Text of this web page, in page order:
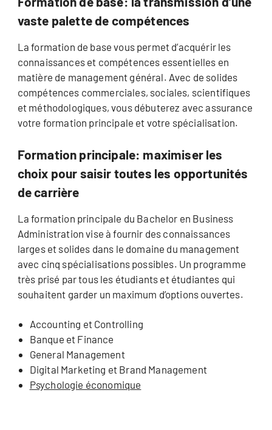
vaste palette de compétences
La formation de base vous permet d’acquérir les
connaissances et compétences essentielles en
matière de management général. Avec de solides
compétences commerciales, sociales, scientifiques
et méthodologiques, vous débuterez avec assurance
votre formation principale et votre spécialisation.
Formation principale: maximiser les
choix pour saisir toutes les opportunités
de carrière
La formation principale du Bachelor en Business
Administration vise à fournir des connaissances
larges et solides dans le domaine du management
avec cinq spécialisations possibles. Un programme
très prisé par tous les étudiants et étudiantes qui
souhaitent garder un maximum d’options ouvertes.
Accounting et Controlling
Banque et Finance
General Management
Digital Marketing et Brand Management
Psychologie économique